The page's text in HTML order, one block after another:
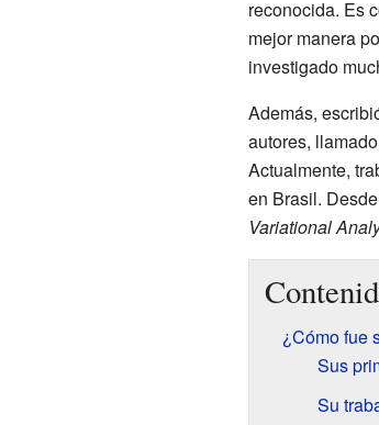
reconocida. Es
mejor manera
investigado
Además,
autores, llamado
Actualmente,
en Brasil.
Variational
¿Cómo fue
Sus
Su